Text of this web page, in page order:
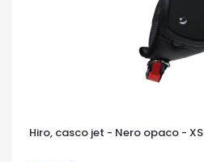
Hiro, casco jet - Nero opaco - XS